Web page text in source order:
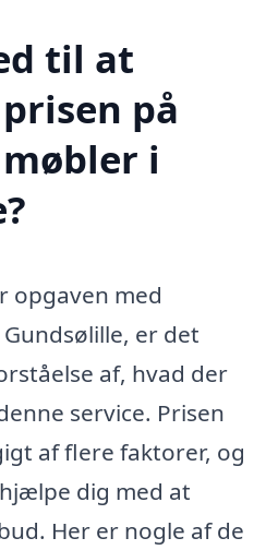
til at
på
i
opgaven med
er det
af, hvad der
service. Prisen
af flere faktorer, og
dig med at
Her er nogle af de